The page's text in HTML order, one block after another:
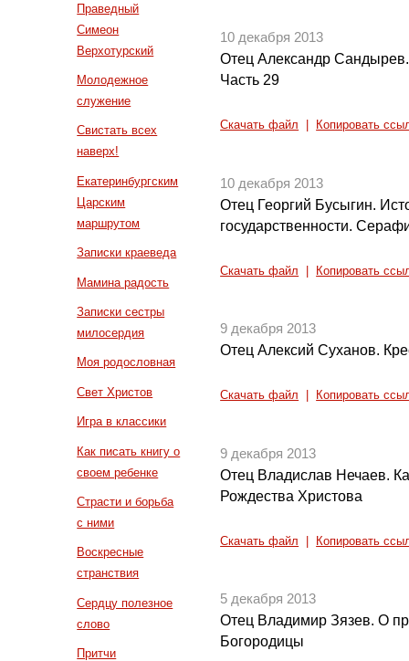
Праведный
Симеон
Верхотурский
Молодежное
служение
Свистать всех
наверх!
Екатеринбургским
Царским
маршрутом
Записки краеведа
Мамина радость
Записки сестры
милосердия
Моя родословная
Свет Христов
Игра в классики
Как писать книгу о
своем ребенке
Страсти и борьба
с ними
Воскресные
странствия
Сердцу полезное
слово
Притчи
10 декабря 2013
Отец Александр
Часть 29
Скачать файл Копировать
10 декабря 2013
Отец Георгий Бусыгин.
государственности.
Скачать файл Копировать
9 декабря 2013
Отец Алексий Суханов.
Скачать файл Копировать
9 декабря 2013
Отец Владислав Нечаев.
Рождества Христова
Скачать файл Копировать
5 декабря 2013
Отец Владимир Зязев. О
Богородицы